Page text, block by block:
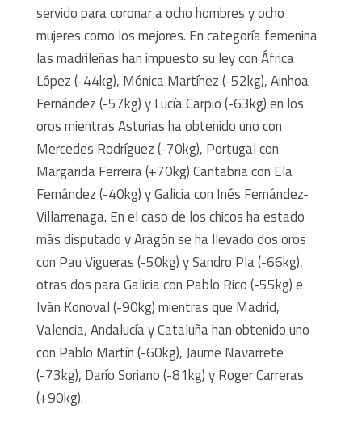
servido para coronar a ocho hombres y ocho
mujeres como los mejores. En categoría femenina
las madrileñas han impuesto su ley con África
López (-44kg), Mónica Martínez (-52kg), Ainhoa
Fernández (-57kg) y Lucía Carpio (-63kg) en los
oros mientras Asturias ha obtenido uno con
Mercedes Rodríguez (-70kg), Portugal con
Margarida Ferreira (+70kg) Cantabria con Ela
Fernández (-40kg) y Galicia con Inés Fernández-
Villarrenaga. En el caso de los chicos ha estado
más disputado y Aragón se ha llevado dos oros
con Pau Vigueras (-50kg) y Sandro Pla (-66kg),
otras dos para Galicia con Pablo Rico (-55kg) e
Iván Konoval (-90kg) mientras que Madrid,
Valencia, Andalucía y Cataluña han obtenido uno
con Pablo Martín (-60kg), Jaume Navarrete
(-73kg), Darío Soriano (-81kg) y Roger Carreras
(+90kg).